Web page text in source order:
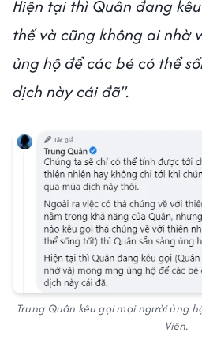
Hiện tại thì Quân đang
thế và cũng không ai nhờ
ủng hộ để các bé có thể
dịch này cái đã".
Trung Quân kêu gọi mọi người ủng
Viên.